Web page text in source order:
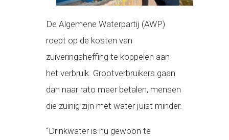
De Algemene Waterpartij (AWP)
roept op de kosten van
zuiveringsheffing te koppelen aan
het verbruik. Grootverbruikers gaan
dan naar rato meer betalen, mensen
die zuinig zijn met water juist minder.
“Drinkwater is nu gewoon te